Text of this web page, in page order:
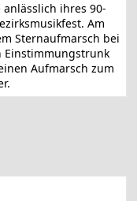
ihres 90-
Am
Sternaufmarsch bei
Einstimmungstrunk
Aufmarsch zum